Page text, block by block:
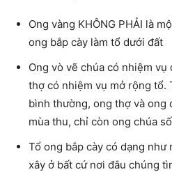
Ong vàng KHÔNG PHẢI là
ong bắp cày làm tổ dưới đất
Ong vò vẽ chúa có nhiệm
thợ có nhiệm vụ mở rộng tổ.
bình thường, ong thợ và ong
mùa thu, chỉ còn ong chúa
Tổ ong bắp cày có dạng
xây ở bất cứ nơi đâu chúng